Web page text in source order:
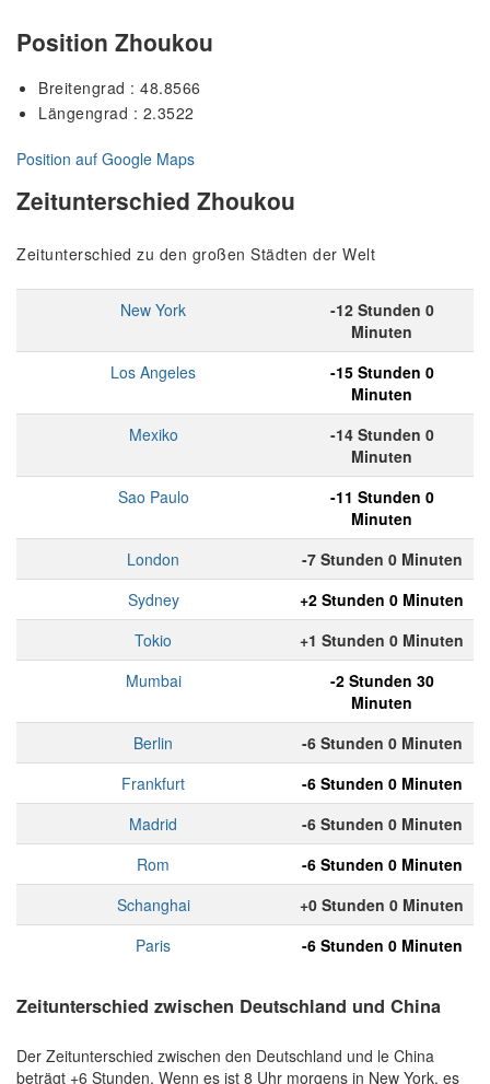
Position Zhoukou
Breitengrad : 48.8566
Längengrad : 2.3522
Position auf Google Maps
Zeitunterschied Zhoukou
Zeitunterschied zu den großen Städten der Welt
New York
-12 Stunden 0
Minuten
Los Angeles
-15 Stunden 0
Minuten
Mexiko
-14 Stunden 0
Minuten
Sao Paulo
-11 Stunden 0
Minuten
London
-7 Stunden 0 Minuten
Sydney
+2 Stunden 0 Minuten
Tokio
+1 Stunden 0 Minuten
Mumbai
-2 Stunden 30
Minuten
Berlin
-6 Stunden 0 Minuten
Frankfurt
-6 Stunden 0 Minuten
Madrid
-6 Stunden 0 Minuten
Rom
-6 Stunden 0 Minuten
Schanghai
+0 Stunden 0 Minuten
Paris
-6 Stunden 0 Minuten
Zeitunterschied zwischen Deutschland und China
Der Zeitunterschied zwischen den Deutschland und le China
beträgt +6 Stunden. Wenn es ist 8 Uhr morgens in New York, es